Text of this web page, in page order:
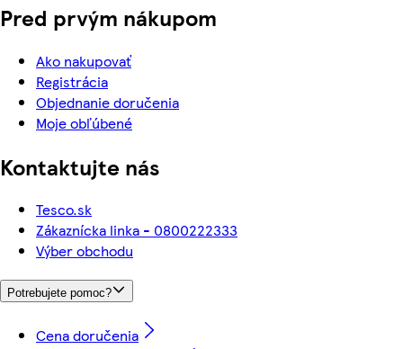
Pred prvým nákupom
Ako nakupovať
Registrácia
Objednanie doručenia
Moje obľúbené
Kontaktujte nás
Tesco.sk
Zákaznícka linka - 0800222333
Výber obchodu
Potrebujete pomoc?
Cena doručenia